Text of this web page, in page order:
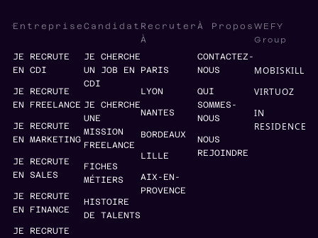
Entreprise
JE RECRUTE
EN CDI
JE RECRUTE
EN FREELANCE
JE RECRUTE
EN MARKETING
JE RECRUTE
EN SALES
JE RECRUTE
EN FINANCE
JE RECRUTE
Candidat
JE CHERCHE
UN JOB EN
CDI
JE CHERCHE
UNE
MISSION
FREELANCE
FICHES
MÉTIERS
HISTOIRE
DE TALENTS
Recruter
À
PARIS
LYON
NANTES
BORDEAUX
LILLE
AIX-EN-
PROVENCE
À Propos
CONTACTEZ-
NOUS
QUI
SOMMES-
NOUS
NOUS
REJOINDRE
WEFY
Group
MOBISKILL
VIRTUOZ
IN
RESIDENCE